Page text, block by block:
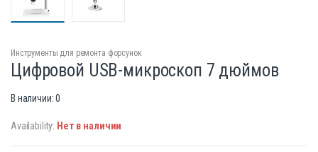
Инструменты для ремонта форсунок
Цифровой USB-микроскоп 7 дюймов
В наличии: 0
Availability: Нет в наличии